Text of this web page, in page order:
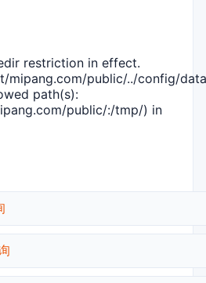
restriction in effect.
mipang.com/public/../config/
path(s):
public/:/tmp/) in